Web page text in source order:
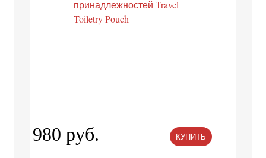
980 руб. КУПИТЬ